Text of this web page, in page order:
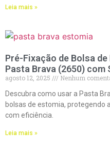
Leia mais »
Pré-Fixação de Bolsa
Pasta Brava (2650) com
agosto 12, 2025
Nenhum
Descubra como usar a Pasta
bolsas de estomia, protegendo
com eficiência.
Leia mais »